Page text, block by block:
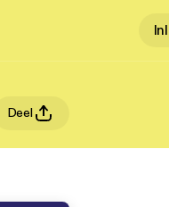
Deel